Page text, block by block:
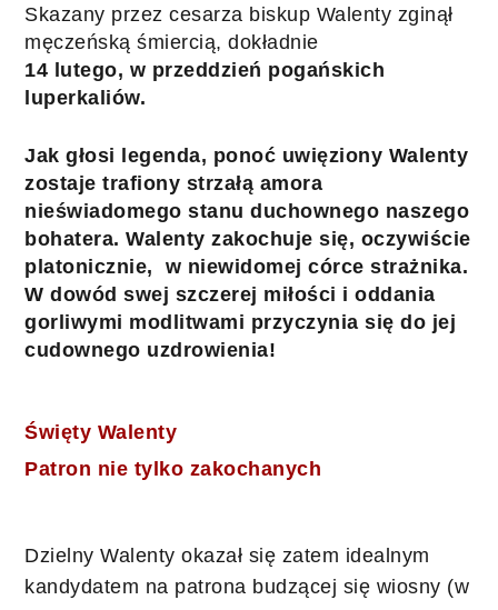
Skazany przez cesarza biskup Walenty zginął
męczeńską śmiercią, dokładnie
14 lutego, w przeddzień pogańskich
luperkaliów.
Jak głosi legenda, ponoć uwięziony Walenty
zostaje trafiony strzałą amora
nieświadomego stanu duchownego naszego
bohatera. Walenty zakochuje się, oczywiście
platonicznie,  w niewidomej córce strażnika.
W dowód swej szczerej miłości i oddania
gorliwymi modlitwami przyczynia się do jej
cudownego uzdrowienia!
Święty Walenty
Patron nie tylko zakochanych
Dzielny Walenty okazał się zatem idealnym
kandydatem na patrona budzącej się wiosny (w